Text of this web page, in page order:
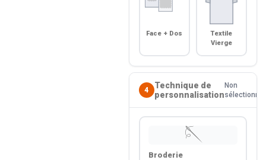
Face + Dos
Textile
Vierge
4
Technique de
personnalisation
Non
sélectionné
🪡
Broderie